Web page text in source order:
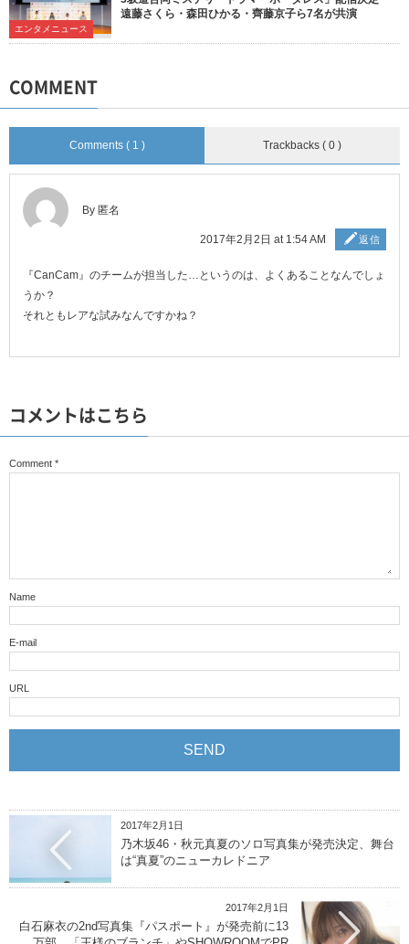
エンタメニュース
遠藤さくら・森田ひかる・齊藤京子ら7名が共演
COMMENT
Comments ( 1 ) Trackbacks ( 0 )
By 匿名
2017年2月2日 at 1:54 AM 返信
『CanCam』のチームが担当した…というのは、よくあることなんでしょ
うか？
それともレアな試みなんですかね？
コメントはこちら
Comment *
Name
E-mail
URL
2017年2月1日
乃木坂46・秋元真夏のソロ写真集が発売決定、舞台
は“真夏”のニューカレドニア
2017年2月1日
白石麻衣の2nd写真集『パスポート』が発売前に13